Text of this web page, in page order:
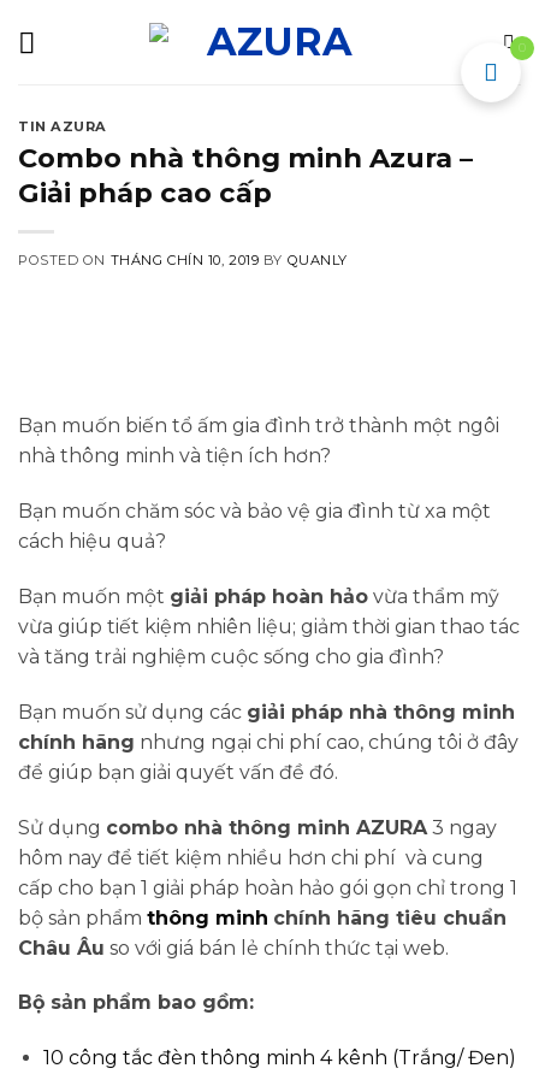
TIN AZURA
Combo nhà thông minh Azura –
Giải pháp cao cấp
POSTED ON THÁNG CHÍN 10, 2019 BY QUANLY
Bạn muốn biến tổ ấm gia đình trở thành một ngôi
nhà thông minh và tiện ích hơn?
Bạn muốn chăm sóc và bảo vệ gia đình từ xa một
cách hiệu quả?
Bạn muốn một giải pháp hoàn hảo vừa thẩm mỹ
vừa giúp tiết kiệm nhiên liệu; giảm thời gian thao tác
và tăng trải nghiệm cuộc sống cho gia đình?
Bạn muốn sử dụng các giải pháp nhà thông minh
chính hãng nhưng ngại chi phí cao, chúng tôi ở đây
để giúp bạn giải quyết vấn đề đó.
Sử dụng combo nhà thông minh AZURA 3 ngay
hôm nay để tiết kiệm nhiều hơn chi phí và cung
cấp cho bạn 1 giải pháp hoàn hảo gói gọn chỉ trong 1
bộ sản phẩm thông minh chính hãng tiêu chuẩn
Châu Âu so với giá bán lẻ chính thức tại web.
Bộ sản phẩm bao gồm:
10 công tắc đèn thông minh 4 kênh (Trắng/ Đen)
0